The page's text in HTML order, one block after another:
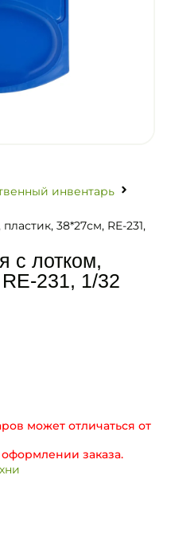
инвентарь
38*27см, RE-231,
с лотком,
231, 1/32
может отличаться от
заказа.